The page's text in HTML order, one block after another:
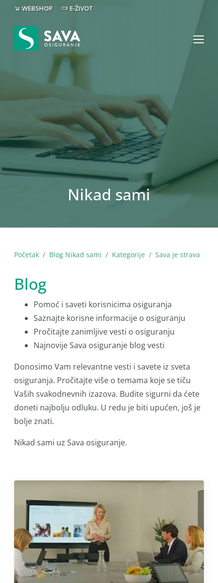
WEBSHOP E-ŽIVOT
Nikad sami
Početak Blog Nikad sami Kategorije Sava je strava
Blog
Pomoć i saveti korisnicima osiguranja
Saznajte korisne informacije o osiguranju
Pročitajte zanimljive vesti o osiguranju
Najnovije Sava osiguranje blog vesti
Donosimo Vam relevantne vesti i savete iz sveta
osiguranja. Pročitajte više o temama koje se tiču
Vaših svakodnevnih izazova. Budite sigurni da ćete
doneti najbolju odluku. U redu je biti upućen, još je
bolje znati.
Nikad sami uz Sava osiguranje.